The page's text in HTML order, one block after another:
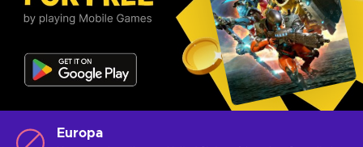
Europa